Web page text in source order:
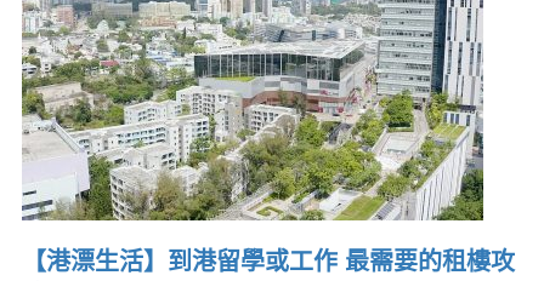
【港漂生活】到港留學或工作 最需要的租樓攻